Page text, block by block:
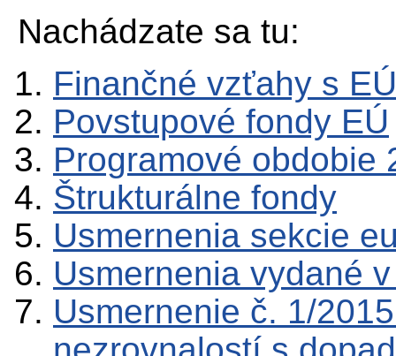
Nachádzate sa tu:
Finančné vzťahy s EÚ
Povstupové fondy EÚ
Programové obdobie
Štrukturálne fondy
Usmernenia sekcie
Usmernenia vydané
Usmernenie č. 1/